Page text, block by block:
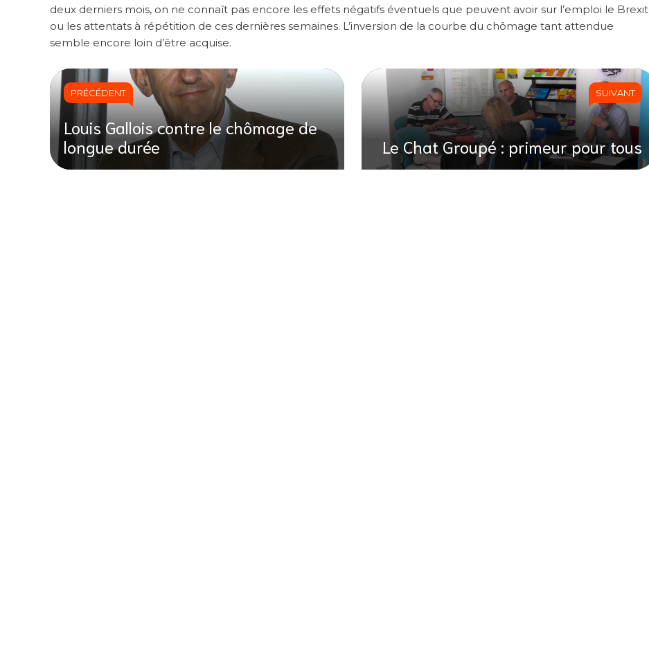
deux derniers mois, on ne connaît pas encore les effets négatifs éventuels que peuvent avoir sur l’emploi le Brexit
ou les attentats à répétition de ces dernières semaines. L’inversion de la courbe du chômage tant attendue
semble encore loin d’être acquise.
PRÉCÉDENT
Louis Gallois contre le chômage de
longue durée
SUIVANT
Le Chat Groupé : primeur pour tous